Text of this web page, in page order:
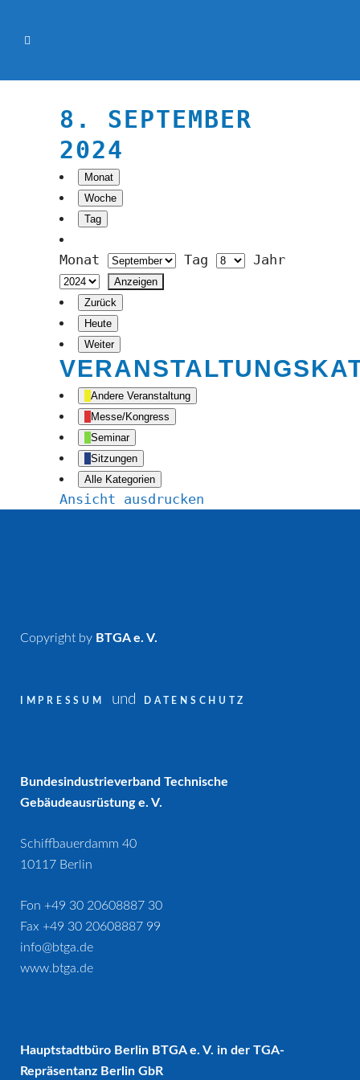
8. SEPTEMBER
2024
Monat
Woche
Tag
Monat Tag Jahr
Zurück
Heute
Weiter
Andere Veranstaltung
Messe/Kongress
Seminar
Sitzungen
Alle Kategorien
Ansicht ausdrucken
Copyright by BTGA e. V.
IMPRESSUM und DATENSCHUTZ
Bundesindustrieverband Technische
Gebäudeausrüstung e. V.
Schiffbauerdamm 40
10117 Berlin
Fon +49 30 20608887 30
Fax +49 30 20608887 99
info@btga.de
www.btga.de
Hauptstadtbüro Berlin BTGA e. V. in der TGA-
Repräsentanz Berlin GbR